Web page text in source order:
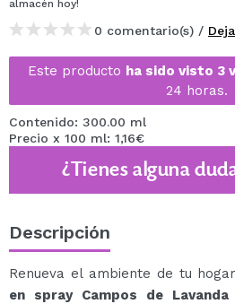
almacén hoy!
0 comentario(s) /
Este producto ha sido visto 3
24 horas.
Contenido: 300.00 ml
Precio x 100 ml: 1,16€
¿Tienes alguna
Descripción
Renueva el ambiente de tu
en spray Campos de Lavanda